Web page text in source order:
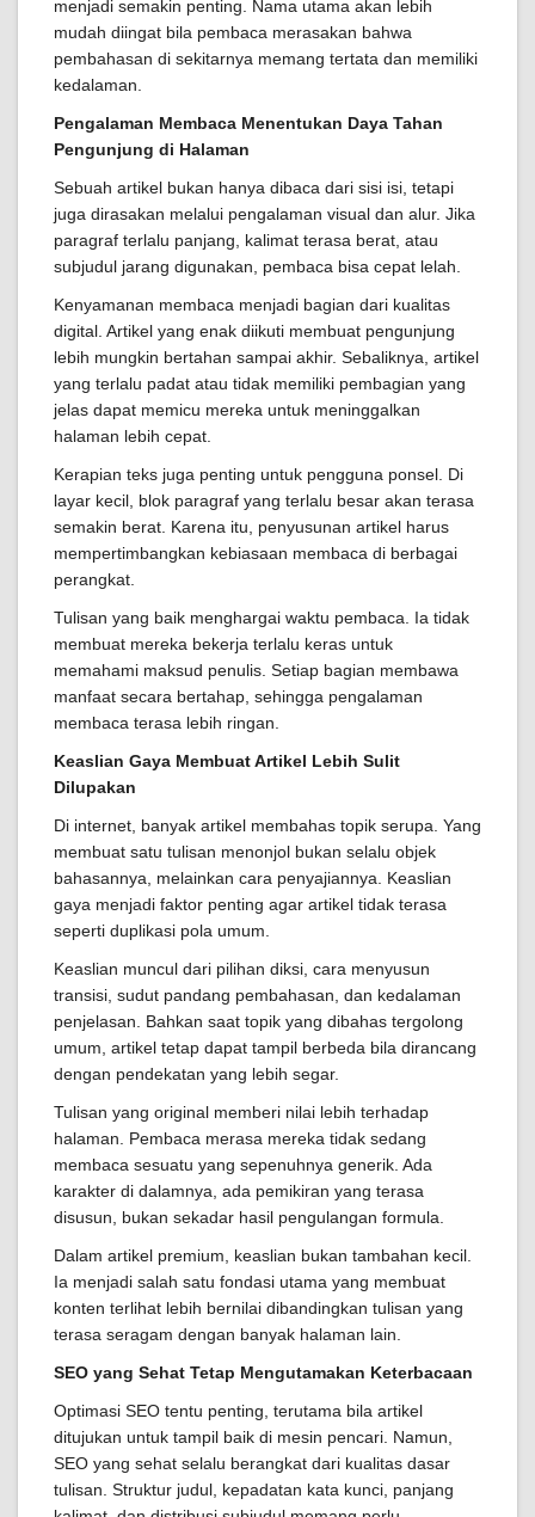
menjadi semakin penting. Nama utama akan lebih
mudah diingat bila pembaca merasakan bahwa
pembahasan di sekitarnya memang tertata dan memiliki
kedalaman.
Pengalaman Membaca Menentukan Daya Tahan
Pengunjung di Halaman
Sebuah artikel bukan hanya dibaca dari sisi isi, tetapi
juga dirasakan melalui pengalaman visual dan alur. Jika
paragraf terlalu panjang, kalimat terasa berat, atau
subjudul jarang digunakan, pembaca bisa cepat lelah.
Kenyamanan membaca menjadi bagian dari kualitas
digital. Artikel yang enak diikuti membuat pengunjung
lebih mungkin bertahan sampai akhir. Sebaliknya, artikel
yang terlalu padat atau tidak memiliki pembagian yang
jelas dapat memicu mereka untuk meninggalkan
halaman lebih cepat.
Kerapian teks juga penting untuk pengguna ponsel. Di
layar kecil, blok paragraf yang terlalu besar akan terasa
semakin berat. Karena itu, penyusunan artikel harus
mempertimbangkan kebiasaan membaca di berbagai
perangkat.
Tulisan yang baik menghargai waktu pembaca. Ia tidak
membuat mereka bekerja terlalu keras untuk
memahami maksud penulis. Setiap bagian membawa
manfaat secara bertahap, sehingga pengalaman
membaca terasa lebih ringan.
Keaslian Gaya Membuat Artikel Lebih Sulit
Dilupakan
Di internet, banyak artikel membahas topik serupa. Yang
membuat satu tulisan menonjol bukan selalu objek
bahasannya, melainkan cara penyajiannya. Keaslian
gaya menjadi faktor penting agar artikel tidak terasa
seperti duplikasi pola umum.
Keaslian muncul dari pilihan diksi, cara menyusun
transisi, sudut pandang pembahasan, dan kedalaman
penjelasan. Bahkan saat topik yang dibahas tergolong
umum, artikel tetap dapat tampil berbeda bila dirancang
dengan pendekatan yang lebih segar.
Tulisan yang original memberi nilai lebih terhadap
halaman. Pembaca merasa mereka tidak sedang
membaca sesuatu yang sepenuhnya generik. Ada
karakter di dalamnya, ada pemikiran yang terasa
disusun, bukan sekadar hasil pengulangan formula.
Dalam artikel premium, keaslian bukan tambahan kecil.
Ia menjadi salah satu fondasi utama yang membuat
konten terlihat lebih bernilai dibandingkan tulisan yang
terasa seragam dengan banyak halaman lain.
SEO yang Sehat Tetap Mengutamakan Keterbacaan
Optimasi SEO tentu penting, terutama bila artikel
ditujukan untuk tampil baik di mesin pencari. Namun,
SEO yang sehat selalu berangkat dari kualitas dasar
tulisan. Struktur judul, kepadatan kata kunci, panjang